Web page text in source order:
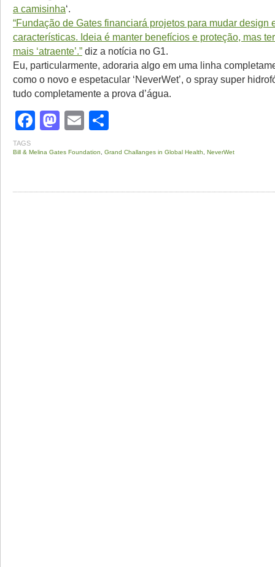
a camisinha‘.
“Fundação de Gates financiará projetos para mudar design
características. Ideia é manter benefícios e proteção, mas
mais ‘atraente’.” diz a notícia no G1.
Eu, particularmente, adoraria algo em uma linha
como o novo e espetacular ‘NeverWet’, o spray super
tudo completamente a prova d’água.
Facebook
Mastodon
Email
TAGS
Bill & Melina Gates Foundation Grand Challanges in Global Health NeverWet